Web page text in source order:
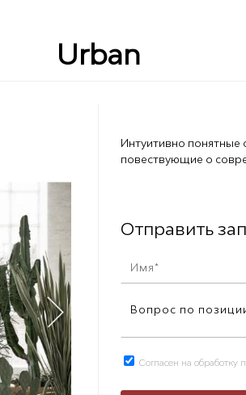
Urban
Интуитивно понятные
повествующие о
Отправить
Согласен на обработку